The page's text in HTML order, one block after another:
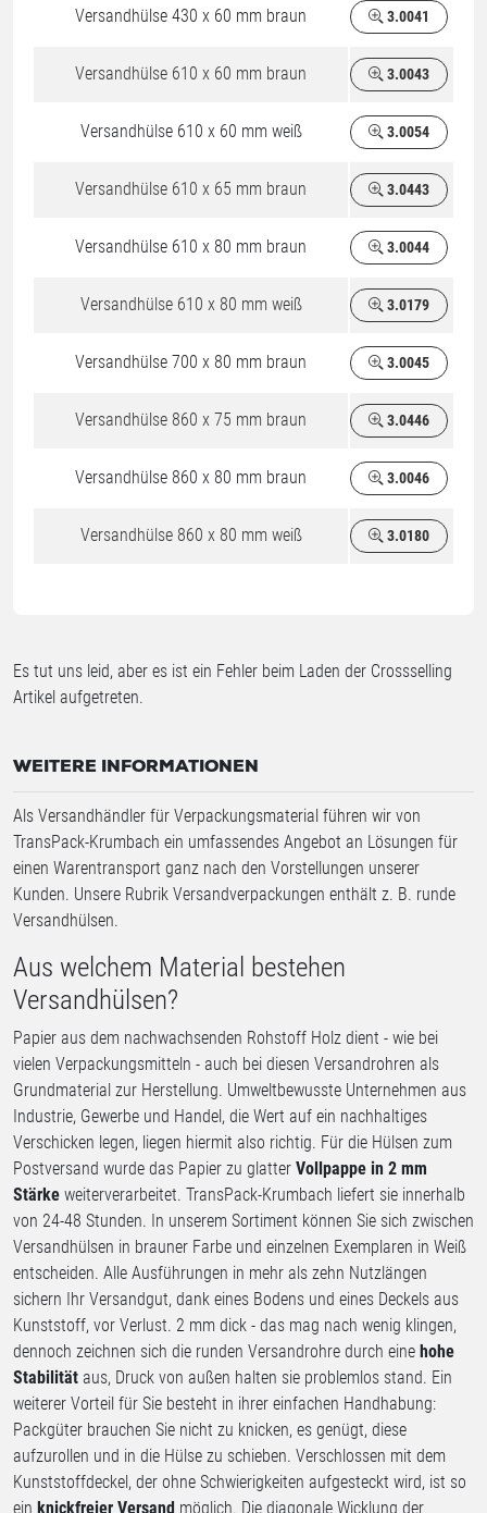
Versandhülse 430 x 60 mm braun 3.0041
Versandhülse 610 x 60 mm braun 3.0043
Versandhülse 610 x 60 mm weiß 3.0054
Versandhülse 610 x 65 mm braun 3.0443
Versandhülse 610 x 80 mm braun 3.0044
Versandhülse 610 x 80 mm weiß 3.0179
Versandhülse 700 x 80 mm braun 3.0045
Versandhülse 860 x 75 mm braun 3.0446
Versandhülse 860 x 80 mm braun 3.0046
Versandhülse 860 x 80 mm weiß 3.0180
Es tut uns leid, aber es ist ein Fehler beim Laden der Crossselling
Artikel aufgetreten.
WEITERE INFORMATIONEN
Als Versandhändler für Verpackungsmaterial führen wir von
TransPack-Krumbach ein umfassendes Angebot an Lösungen für
einen Warentransport ganz nach den Vorstellungen unserer
Kunden. Unsere Rubrik Versandverpackungen enthält z. B. runde
Versandhülsen.
Aus welchem Material bestehen
Versandhülsen?
Papier aus dem nachwachsenden Rohstoff Holz dient - wie bei
vielen Verpackungsmitteln - auch bei diesen Versandrohren als
Grundmaterial zur Herstellung. Umweltbewusste Unternehmen aus
Industrie, Gewerbe und Handel, die Wert auf ein nachhaltiges
Verschicken legen, liegen hiermit also richtig. Für die Hülsen zum
Postversand wurde das Papier zu glatter Vollpappe in 2 mm
Stärke weiterverarbeitet. TransPack-Krumbach liefert sie innerhalb
von 24-48 Stunden. In unserem Sortiment können Sie sich zwischen
Versandhülsen in brauner Farbe und einzelnen Exemplaren in Weiß
entscheiden. Alle Ausführungen in mehr als zehn Nutzlängen
sichern Ihr Versandgut, dank eines Bodens und eines Deckels aus
Kunststoff, vor Verlust. 2 mm dick - das mag nach wenig klingen,
dennoch zeichnen sich die runden Versandrohre durch eine hohe
Stabilität aus, Druck von außen halten sie problemlos stand. Ein
weiterer Vorteil für Sie besteht in ihrer einfachen Handhabung:
Packgüter brauchen Sie nicht zu knicken, es genügt, diese
aufzurollen und in die Hülse zu schieben. Verschlossen mit dem
Kunststoffdeckel, der ohne Schwierigkeiten aufgesteckt wird, ist so
ein knickfreier Versand möglich. Die diagonale Wicklung der